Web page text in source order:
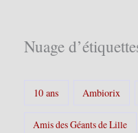
Nuage
10 ans Ambiorix
Amis des Géants de Lille